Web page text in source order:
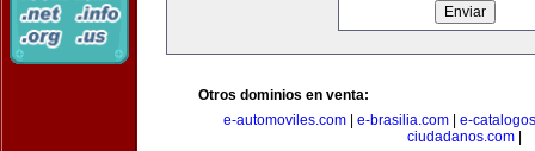
Otros dominios en venta:
e-automoviles.com
e-brasilia.com
e-
ciudadanos.com